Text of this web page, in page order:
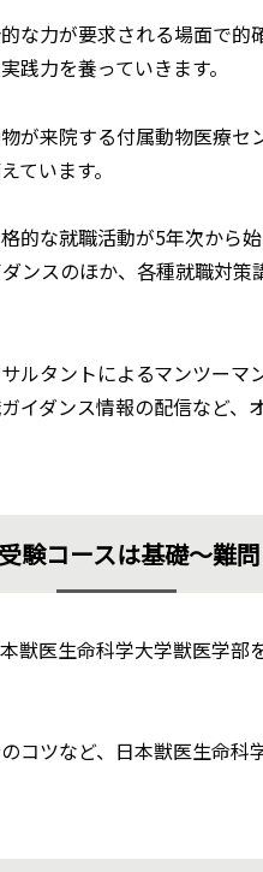
な力が要求される場面で
践力を養っていきます。
が来院する付属動物医療
ています。
的な就職活動が5年次から
ンスのほか、各種就職対策
ルタントによるマンツーマ
イダンス情報の配信など、
験コースは基礎～難
獣医生命科学大学獣医学部
コツなど、日本獣医生命科